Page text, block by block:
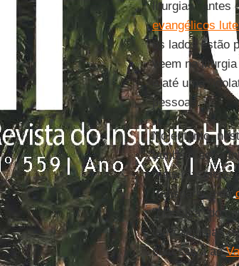
liturgias "antes
evangélicos
os lados estão
veem na
e até uma
pessoas.
No entanto,
também seria
mais clássicos
transparece da
"clássica" do
teria algumas
sucessiva ao